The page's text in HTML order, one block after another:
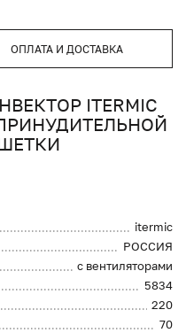
ОПЛАТА И ДОСТАВКА
ITERMIC
ПРИНУДИТЕЛЬНОЙ
itermic
РОССИЯ
с вентиляторами
5834
220
70